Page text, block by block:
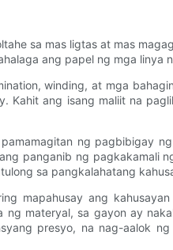
sa mas ligtas at mas
ang papel ng mga linya
winding, at mga
ang isang maliit na
ng pagbibigay
panganib ng pagkakamali
sa pangkalahatang
mapahusay ang
materyal, sa gayon ay
presyo, na nag-aalok